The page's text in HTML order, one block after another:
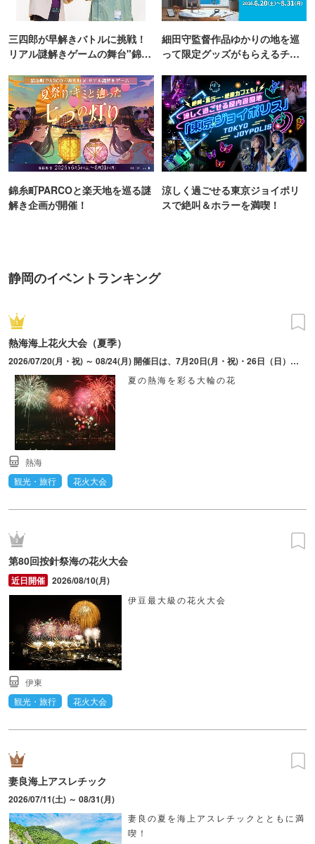
三四郎が早解きバトルに挑戦！
リアル謎解きゲームの舞台"錦糸
細田守監督作品ゆかりの地を巡
って限定グッズがもらえるチャ
錦糸町PARCOと楽天地を巡る謎
解き企画が開催！
涼しく過ごせる東京ジョイポリ
スで絶叫＆ホラーを満喫！
静岡のイベントランキング
熱海海上花火大会（夏季）
2026/07/20(月・祝) ～ 08/24(月) 開催日は、7月20日(月・祝)・26日（日）、8月5日(水)・9日(日)・18日(火)・24日(月)。打上時間は変更となる場合あり。
夏の熱海を彩る大輪の花
熱海
観光・旅行
花火大会
第80回按針祭海の花火大会
2026/08/10(月)
伊豆最大級の花火大会
伊東
観光・旅行
花火大会
妻良海上アスレチック
2026/07/11(土) ～ 08/31(月)
妻良の夏を海上アスレチックとともに満
喫！